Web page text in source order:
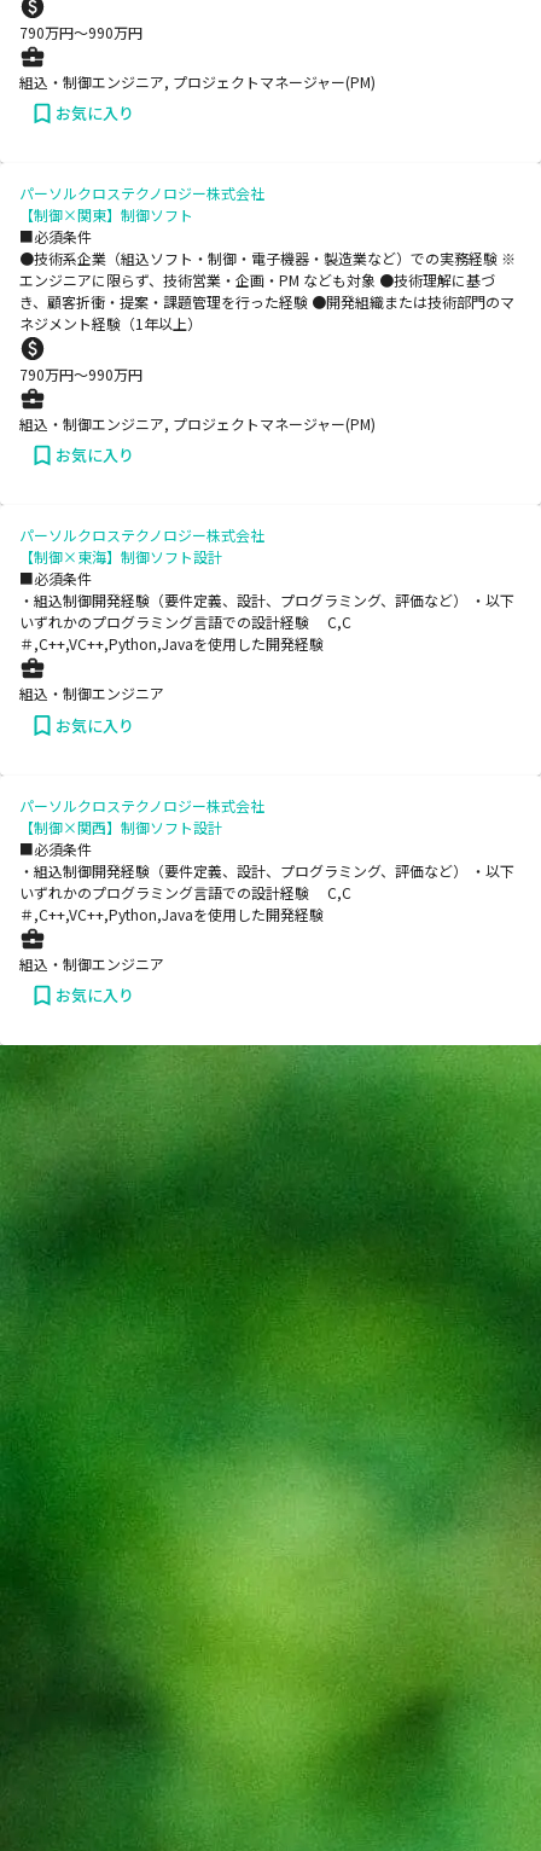
790万円〜990万円
組込・制御エンジニア, プロジェクトマネージャー(PM)
お気に入り
パーソルクロステクノロジー株式会社
【制御×関東】制御ソフト
■必須条件
●技術系企業（組込ソフト・制御・電子機器・製造業など）での実務経験 ※
エンジニアに限らず、技術営業・企画・PM なども対象 ●技術理解に基づ
き、顧客折衝・提案・課題管理を行った経験 ●開発組織または技術部門のマ
ネジメント経験（1年以上）
790万円〜990万円
組込・制御エンジニア, プロジェクトマネージャー(PM)
お気に入り
パーソルクロステクノロジー株式会社
【制御×東海】制御ソフト設計
■必須条件
・組込制御開発経験（要件定義、設計、プログラミング、評価など） ・以下
いずれかのプログラミング言語での設計経験 C,C
＃,C++,VC++,Python,Javaを使用した開発経験
組込・制御エンジニア
お気に入り
パーソルクロステクノロジー株式会社
【制御×関西】制御ソフト設計
■必須条件
・組込制御開発経験（要件定義、設計、プログラミング、評価など） ・以下
いずれかのプログラミング言語での設計経験 C,C
＃,C++,VC++,Python,Javaを使用した開発経験
組込・制御エンジニア
お気に入り